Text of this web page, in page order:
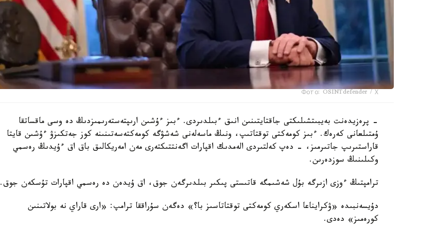
Фото: OSINTdefender / Х
- پرەزيدەنت بەيبىتشىلىكتى جاقتايتىنىن انىق ءبىلدىردى. ءبىز ءۇشىن ارىپتەستەرىمىزدىڭ دە وسى ماقساتقا
ۇمتىلعانى كەرەك. ءبىز كومەكتى توقتاتىپ، ونىڭ ماسەلەنى شەشۋگە كومەكتەسەتىنىنە كوز جەتكىزۋ ءۇشىن قايتا
قاراستىرىپ جاتىرمىز، - دەپ كەلتىردى الەمدىك اقپارات اگەنتتىكتەرى مەن امەريكالىق باق اق ءۇيدىڭ رەسمي
وكىلىنىڭ سوزدەرىن.
ترامپتىڭ ءوزى ازىرگە بۇل شەشىمگە قاتىستى پىكىر بىلدىرگەن جوق، اق ۇيدەن دە رەسمي اقپارات تۇسكەن جوق.
دۇيسەنبىدە «ۋكرايناعا اسكەري كومەكتى توقتاتاسىز با؟» دەگەن سۇراققا ترامپ: «ارى قاراي نە بولاتىنىن
كورەمىز» دەدى.